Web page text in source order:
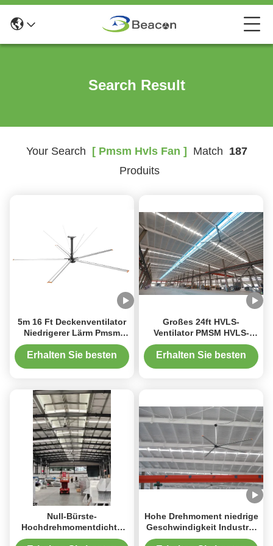
Search Result
Your Search [ Pmsm Hvls Fan ] Match 187
Produits
5m 16 Ft Deckenventilator
Niedrigerer Lärm Pmsm
HVLS Ventilator Für Kirche
Und Stadion
Erhalten Sie besten
Großes 24ft HVLS-
Ventilator PMSM HVLS-
Ventilator-Hängeranlage
für gewerbliche Räume
Erhalten Sie besten
Null-Bürste-
Hochdrehmomentdichte
PMSM-HVLS-Ventilator mit
Hohe Drehmoment niedrige
Geschwindigkeit Industrie
HVLS Ventilatoren